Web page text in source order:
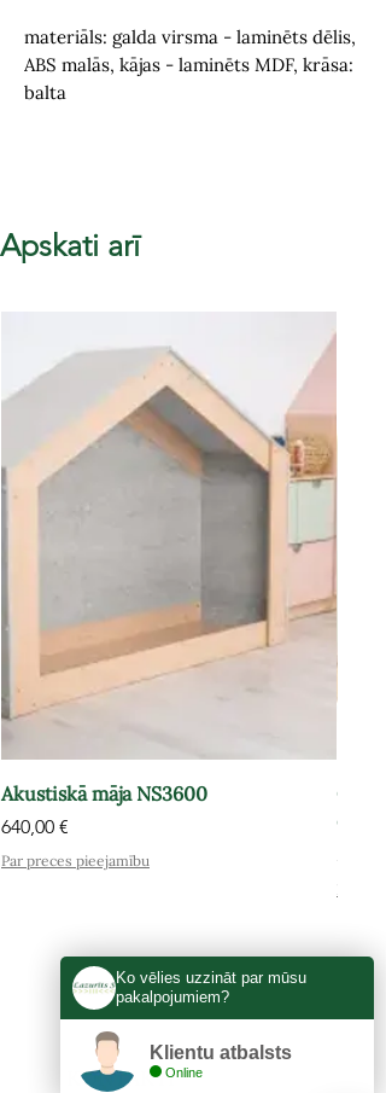
materiāls: galda virsma - laminēts dēlis,
ABS malās, kājas - laminēts MDF, krāsa:
balta
Apskati arī
Akustiskā māja NS3600
Cena
640,00 €
Par preces pieejamību 575,00
KONTAKTI
Ko vēlies uzzināt par mūsu
pakalpojumiem?
Klientu atbalsts
Online